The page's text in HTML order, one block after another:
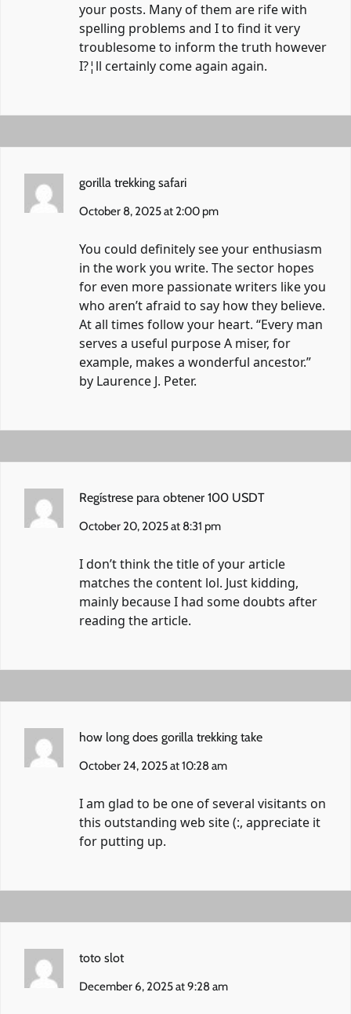
your posts. Many of them are rife with
spelling problems and I to find it very
troublesome to inform the truth however
I?¦ll certainly come again again.
gorilla trekking safari
October 8, 2025 at 2:00 pm
You could definitely see your enthusiasm
in the work you write. The sector hopes
for even more passionate writers like you
who aren’t afraid to say how they believe.
At all times follow your heart. “Every man
serves a useful purpose A miser, for
example, makes a wonderful ancestor.”
by Laurence J. Peter.
Regístrese para obtener 100 USDT
October 20, 2025 at 8:31 pm
I don’t think the title of your article
matches the content lol. Just kidding,
mainly because I had some doubts after
reading the article.
how long does gorilla trekking take
October 24, 2025 at 10:28 am
I am glad to be one of several visitants on
this outstanding web site (:, appreciate it
for putting up.
toto slot
December 6, 2025 at 9:28 am